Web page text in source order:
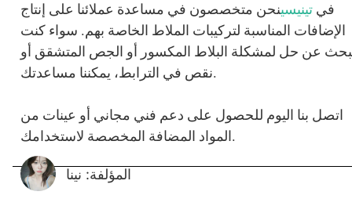
في تينيسينحن متخصصون في مساعدة عملائنا على إنتاج
الإضافات المناسبة لتركيبات الملاط الخاصة بهم. سواء كنت
عن حل لمشكلة البلاط المكسور أو الجص المتشقق أو
نقص في الترابط، يمكننا مساعدتك.
اتصل بنا اليوم للحصول على دعم فني مجاني أو عينات من
المواد المضافة المخصصة لاستخدامك.
المؤلفة: نينا